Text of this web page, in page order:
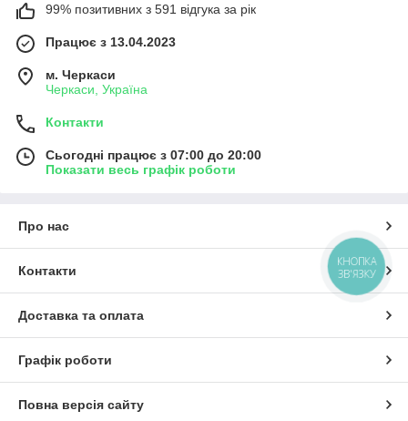
99% позитивних з 591 відгука за рік
Працює з 13.04.2023
м. Черкаси
Черкаси, Україна
Контакти
Сьогодні працює з 07:00 до 20:00
Показати весь графік роботи
Про нас
Контакти
Доставка та оплата
Графік роботи
Повна версія сайту
КНОПКА
ЗВ'ЯЗКУ